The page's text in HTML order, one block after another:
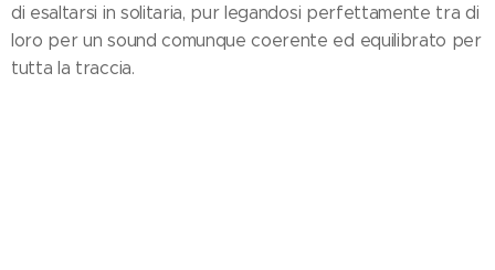
di esaltarsi in solitaria, pur legandosi perfettamente tra di
loro per un sound comunque coerente ed equilibrato per
tutta la traccia.